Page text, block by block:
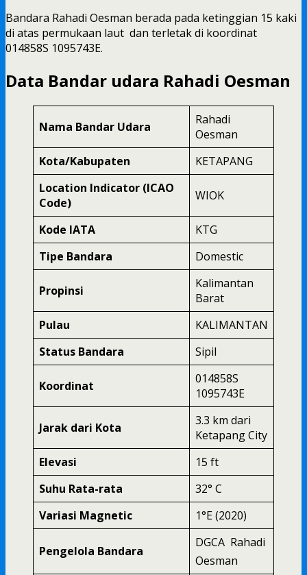
Bandara Rahadi Oesman berada pada ketinggian 15 kaki
di atas permukaan laut dan terletak di koordinat
014858S 1095743E.
Data Bandar udara Rahadi Oesman
Nama Bandar Udara
Rahadi
Oesman
Kota/Kabupaten
KETAPANG
Location Indicator (ICAO
Code)
WIOK
Kode IATA
KTG
Tipe Bandara
Domestic
Propinsi
Kalimantan
Barat
Pulau
KALIMANTAN
Status Bandara
Sipil
Koordinat
014858S
1095743E
Jarak dari Kota
3.3 km dari
Ketapang City
Elevasi
15 ft
Suhu Rata-rata
32° C
Variasi Magnetic
1°E (2020)
Pengelola Bandara
DGCA  Rahadi
Oesman